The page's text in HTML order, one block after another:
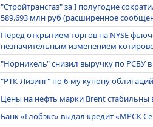
"Стройтрансгаз" за I полугодие
589.693 млн руб (расширенное
Перед открытием торгов на NYSE
незначительным изменением
"Норникель" снизил выручку по РСБУ
"РТК-Лизинг" по 6-му купону
Цены на нефть марки Brent стабильны
Банк «Глобэкс» выдал кредит «МРСК